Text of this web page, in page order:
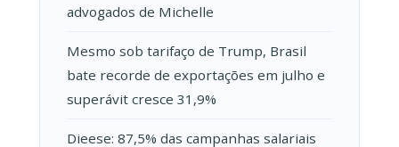
advogados de Michelle
Mesmo sob tarifaço de Trump, Brasil
bate recorde de exportações em julho e
superávit cresce 31,9%
Dieese: 87,5% das campanhas salariais